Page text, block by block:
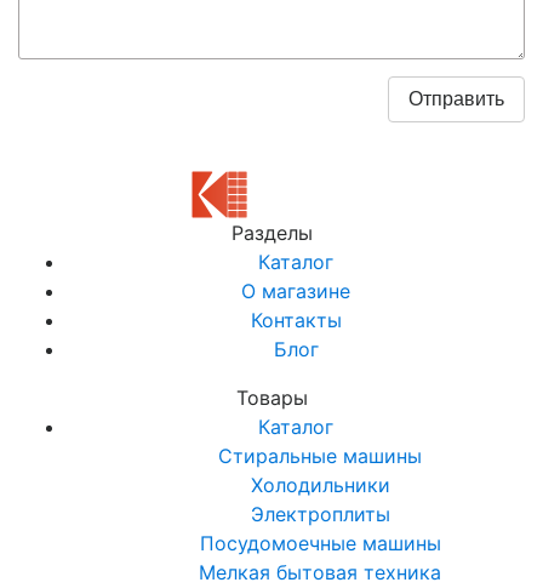
Разделы
Каталог
О магазине
Контакты
Блог
Товары
Каталог
Стиральные машины
Холодильники
Электроплиты
Посудомоечные машины
Мелкая бытовая техника